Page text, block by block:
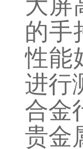
的手
性能
进行
合金
贵金